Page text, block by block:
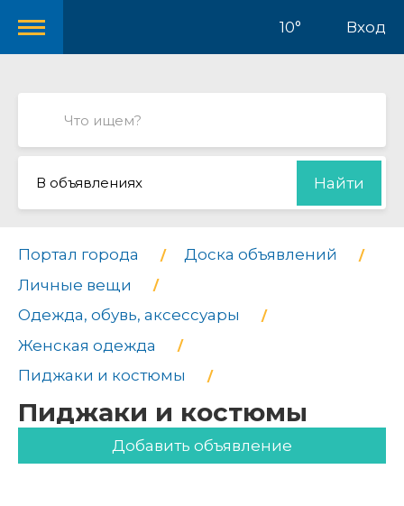
10° Вход
В объявлениях Найти
Портал города
Доска объявлений
Личные вещи
Одежда, обувь, аксессуары
Женская одежда
Пиджаки и костюмы
Пиджаки и костюмы
Добавить объявление